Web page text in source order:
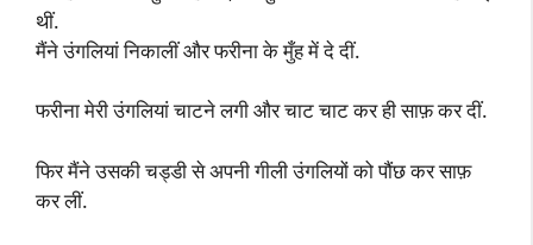
थीं.
मैंने उंगलियां निकालीं और फरीना के मुँह में दे दीं.
फरीना मेरी उंगलियां चाटने लगी और चाट चाट कर ही साफ़ कर दीं.
फिर मैंने उसकी चड्डी से अपनी गीली उंगलियों को पौंछ कर साफ़
कर लीं.